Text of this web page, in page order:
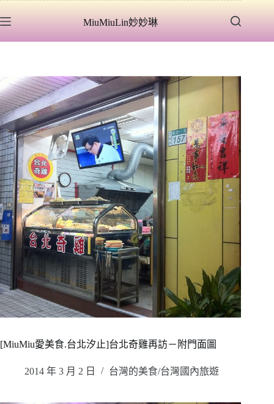
至
容
MiuMiuLin妙妙琳
[MiuMiu愛美食.台北汐止]台北奇雞再訪－附門面圖
2014 年 3 月 2 日 台灣的美食/台灣國內旅遊